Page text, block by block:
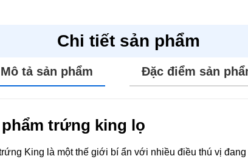
Chi tiết sản phẩm
Mô tả sản phẩm Đặc điểm sản
trứng king lọ
King là một thế giới bí ẩn với nhiều điều thú vị
“Trứng King Lọ”